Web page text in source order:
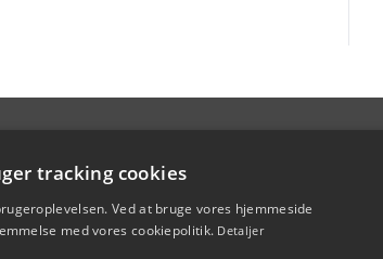
tracking cookies
Ved at bruge vores hjemmeside
med vores cookiepolitik. Detaljer